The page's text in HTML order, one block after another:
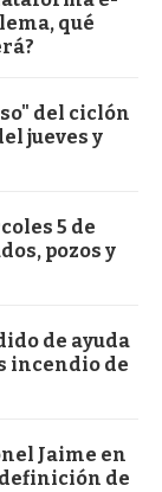
qué
del ciclón
jueves y
5 de
pozos y
de ayuda
incendio de
Jaime en
de